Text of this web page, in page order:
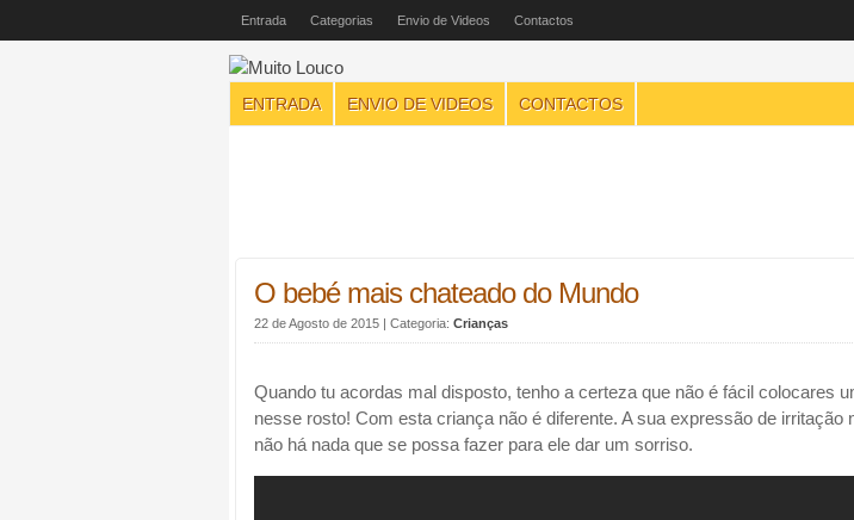
Entrada Categorias Envio de Videos Contactos
ENTRADA ENVIO DE VIDEOS CONTACTOS
O bebé mais chateado do Mundo
22 de Agosto de 2015 | Categoria: Crianças
Quando tu acordas mal disposto, tenho a certeza que não é fácil colocares
nesse rosto! Com esta criança não é diferente. A sua expressão de irritação
não há nada que se possa fazer para ele dar um sorriso.